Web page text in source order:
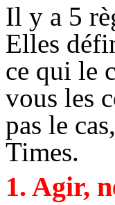
Il y a 5
Elles
ce qui le
vous les
pas le
Times.
1. Agir,